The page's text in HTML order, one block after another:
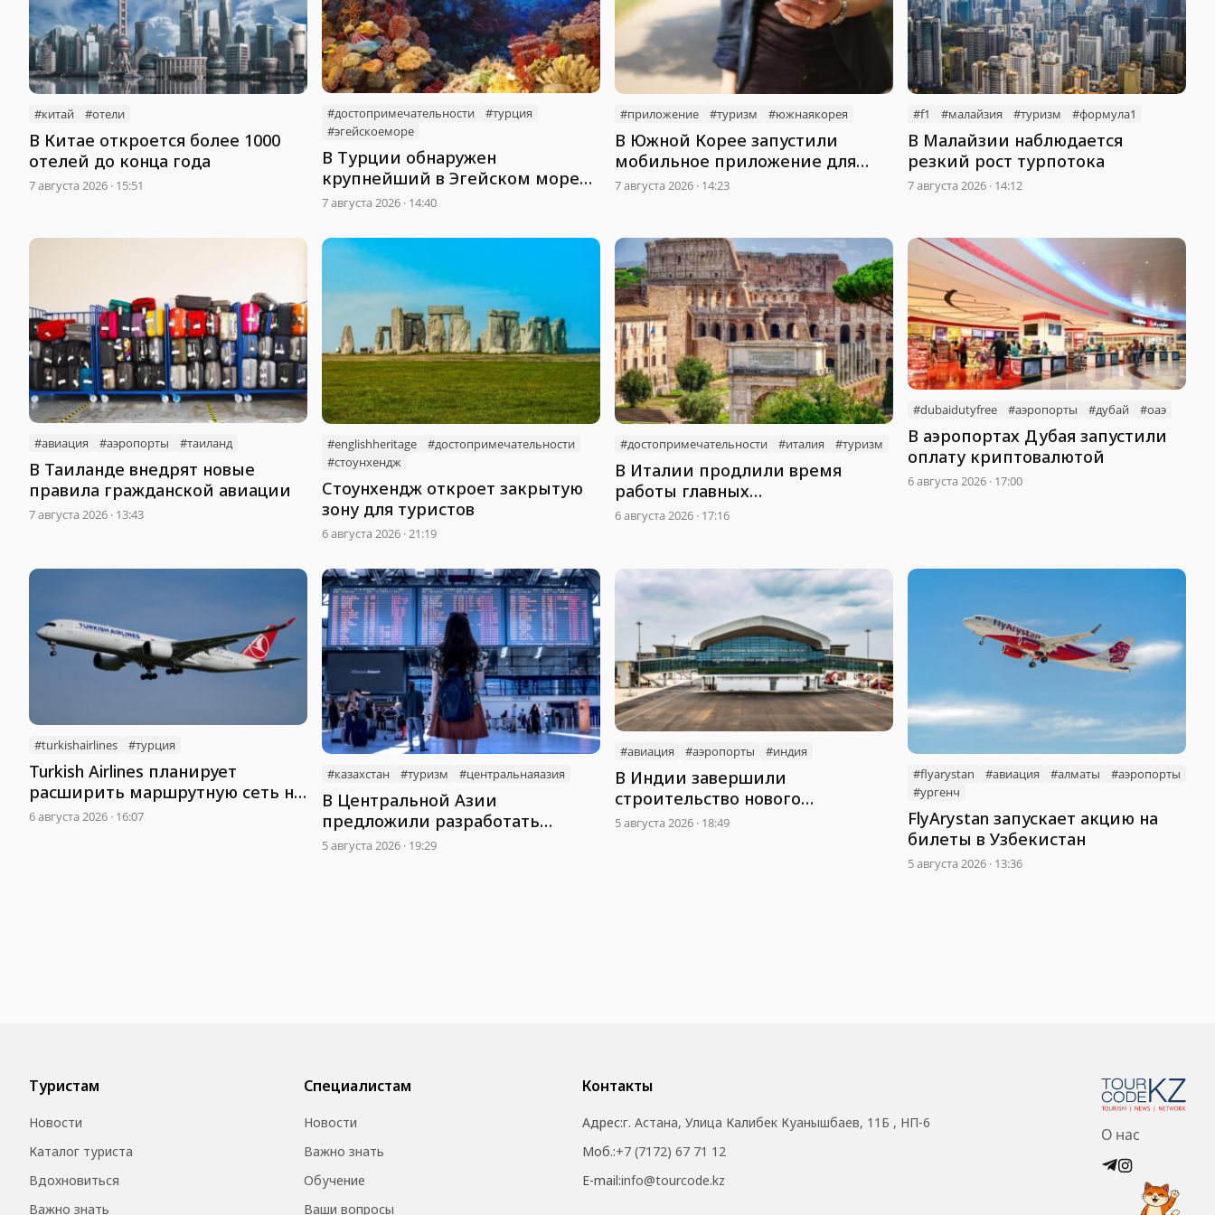
#китай #отели
В Китае откроется более 1000
отелей до конца года
7 августа 2026 · 15:51
#достопримечательности
#турция
#эгейскоеморе
В Турции обнаружен
крупнейший в Эгейском море
коралловый лес
7 августа 2026 · 14:40
#приложение #туризм #южнаякорея
В Южной Корее запустили
мобильное приложение для
поиска маршрутов в тени
7 августа 2026 · 14:23
#f1 #малайзия #туризм #формула1
В Малайзии наблюдается
резкий рост турпотока
7 августа 2026 · 14:12
#авиация #аэропорты #таиланд
В Таиланде внедрят новые
правила гражданской авиации
7 августа 2026 · 13:43
#englishheritage
#достопримечательности
#стоунхендж
Стоунхендж откроет закрытую
зону для туристов
6 августа 2026 · 21:19
#достопримечательности #италия #туризм
В Италии продлили время
работы главных
достопримечательностей
6 августа 2026 · 17:16
#dubaidutyfree #аэропорты #дубай #оаэ
В аэропортах Дубая запустили
оплату криптовалютой
6 августа 2026 · 17:00
#turkishairlines #турция
Turkish Airlines планирует
расширить маршрутную сеть на
23 новых направления
6 августа 2026 · 16:07
#казахстан #туризм #центральнаяазия
В Центральной Азии
предложили разработать
общую туристическую визу
5 августа 2026 · 19:29
#авиация #аэропорты #индия
В Индии завершили
строительство нового
международного аэропорта
5 августа 2026 · 18:49
#flyarystan #авиация #алматы
#аэропорты
#ургенч
FlyArystan запускает акцию на
билеты в Узбекистан
5 августа 2026 · 13:36
Туристам
Новости
Каталог туриста
Вдохновиться
Важно знать
Специалистам
Новости
Важно знать
Обучение
Ваши вопросы
Контакты
Адрес:г. Астана, Улица Калибек Куанышбаев, 11Б , НП-6
Моб.:+7 (7172) 67 71 12
E-mail:info@tourcode.kz
О нас